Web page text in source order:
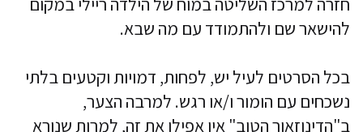
להישאר שם ולהתמודד עם מה שבא.
בכל הסרטים לעיל יש, לפחות, דמויות וקטעים בלתי
נשכחים עם הומור ו/או רגש. למרבה הצער,
ב"הדינוזאור הטוב" אין אפילו את זה, למרות שנורא